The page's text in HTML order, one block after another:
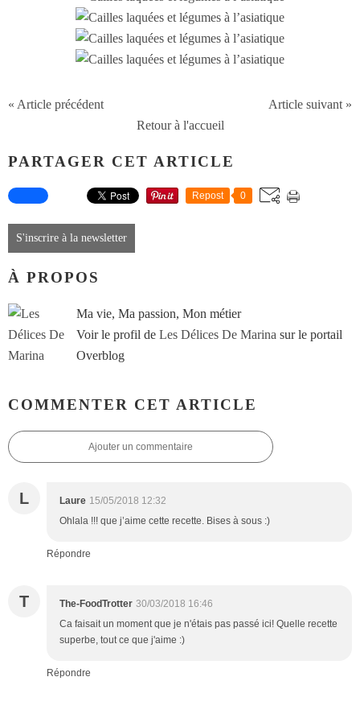
« Article précédent
Article suivant »
Retour à l'accueil
PARTAGER CET ARTICLE
Repost 0
S'inscrire à la newsletter
À PROPOS
Ma vie, Ma passion, Mon métier
Voir le profil de Les Délices De Marina sur le portail
Overblog
COMMENTER CET ARTICLE
Ajouter un commentaire
L Laure 15/05/2018 12:32
Ohlala !!! que j’aime cette recette. Bises à sous :)
Répondre
T The-FoodTrotter 30/03/2018 16:46
Ca faisait un moment que je n'étais pas passé ici! Quelle recette
superbe, tout ce que j'aime :)
Répondre